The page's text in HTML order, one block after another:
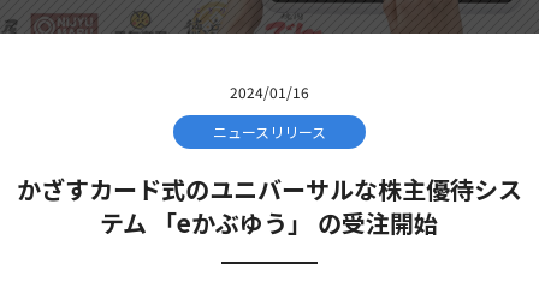
2024/01/16
ニュースリリース
かざすカード式のユニバーサルな株主優待シス
テム 「eかぶゆう」 の受注開始